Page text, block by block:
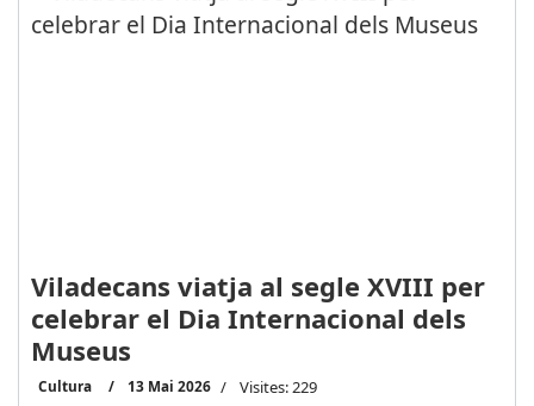
Viladecans viatja al segle XVIII per
celebrar el Dia Internacional dels
Museus
Cultura 13 Mai 2026 Visites: 229